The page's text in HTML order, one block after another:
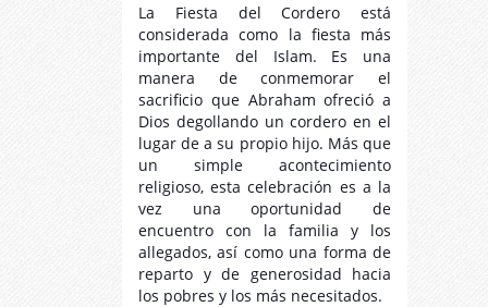
La Fiesta del Cordero está
considerada como la fiesta más
importante del Islam. Es una
manera de conmemorar el
sacrificio que Abraham ofreció a
Dios degollando un cordero en el
lugar de a su propio hijo. Más que
un simple acontecimiento
religioso, esta celebración es a la
vez una oportunidad de
encuentro con la familia y los
allegados, así como una forma de
reparto y de generosidad hacia
los pobres y los más necesitados.